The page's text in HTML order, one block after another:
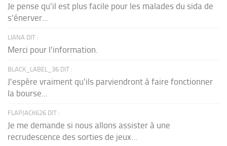
Je pense qu'il est plus facile pour les malades du sida de
s'énerver...
LIANA DIT :
Merci pour l'information.
BLACK_LABEL_36 DIT :
J'espère vraiment qu'ils parviendront à faire fonctionner
la bourse...
FLAPJACK626 DIT :
Je me demande si nous allons assister à une
recrudescence des sorties de jeux...